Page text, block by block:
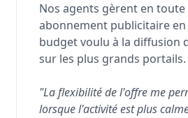
Nos agents gèrent en
abonnement publicitaire
budget voulu à la diffusion
sur les plus grands portails.
"La flexibilité de l'offre me
lorsque l'activité est plus